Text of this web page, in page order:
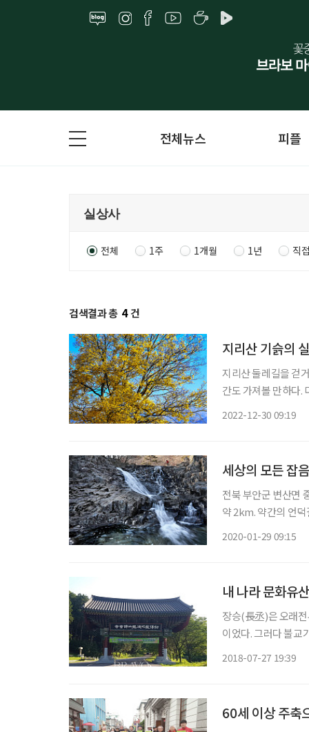
전체뉴스 피플
전체 1주 1개월 1년 직
검색결과 총 4 건
지리산 기슭의
지리산 둘레길을 걷
간도 가져볼 만하다.
2022-12-30 09:19
세상의 모든 잡
전북 부안군 변산면
약 2km. 약간의 언
2020-01-29 09:15
내 나라 문화유
장승(長丞)은 오래
이었다. 그러다 불교
2018-07-27 19:39
60세 이상 주축